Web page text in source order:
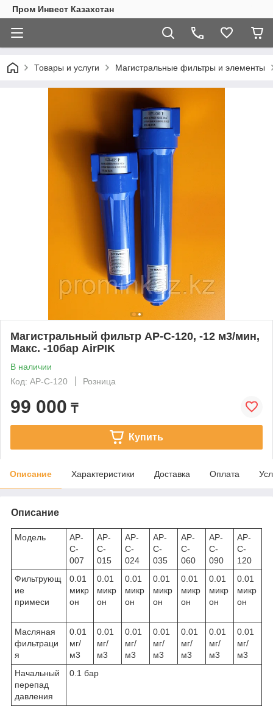
Пром Инвест Казахстан
Товары и услуги Магистральные фильтры и элементы
Магистральный фильтр AP-C-120, -12 м3/мин,
Макс. -10бар AirPIK
В наличии
Код: AP-C-120
Розница
99 000 ₸
Купить
Описание Характеристики Доставка Оплата
Описание
Модель
AP-
C-
007
AP-
C-
015
AP-
C-
024
AP-
C-
035
AP-
C-
060
AP-
C-
090
AP-
C-
120
Фильтрующ
ие
примеси
0.01
микр
он
0.01
микр
он
0.01
микр
он
0.01
микр
он
0.01
микр
он
0.01
микр
он
0.01
микр
он
Масляная
фильтраци
я
0.01
мг/
м3
0.01
мг/
м3
0.01
мг/
м3
0.01
мг/
м3
0.01
мг/
м3
0.01
мг/
м3
0.01
мг/
м3
Начальный
перепад
давления
0.1 бар